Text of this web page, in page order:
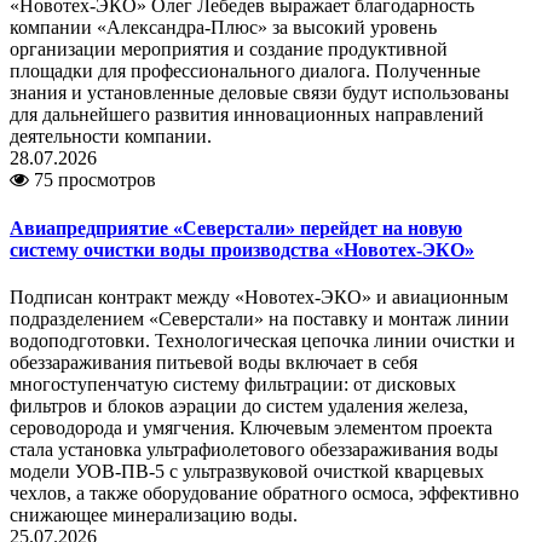
«Новотех-ЭКО» Олег Лебедев выражает благодарность
компании «Александра-Плюс» за высокий уровень
организации мероприятия и создание продуктивной
площадки для профессионального диалога. Полученные
знания и установленные деловые связи будут использованы
для дальнейшего развития инновационных направлений
деятельности компании.
28.07.2026
75 просмотров
Авиапредприятие «Северстали» перейдет на новую
систему очистки воды производства «Новотех-ЭКО»
Подписан контракт между «Новотех-ЭКО» и авиационным
подразделением «Северстали» на поставку и монтаж линии
водоподготовки. Технологическая цепочка линии очистки и
обеззараживания питьевой воды включает в себя
многоступенчатую систему фильтрации: от дисковых
фильтров и блоков аэрации до систем удаления железа,
сероводорода и умягчения. Ключевым элементом проекта
стала установка ультрафиолетового обеззараживания воды
модели УОВ-ПВ-5 с ультразвуковой очисткой кварцевых
чехлов, а также оборудование обратного осмоса, эффективно
снижающее минерализацию воды.
25.07.2026